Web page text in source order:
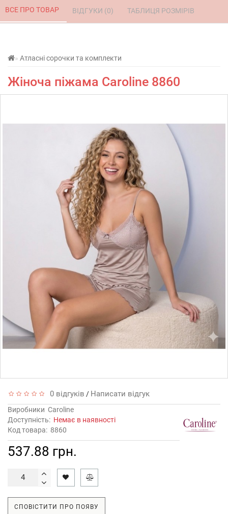
Атласні сорочки та комплекти
Жіноча піжама Caroline 8860
ВСЕ ПРО ТОВАР ВІДГУКИ (0) ТАБЛИЦЯ РОЗМІРІВ
0 відгуків / Написати відгук
Виробники Caroline
Доступність: Немає в наявності
Код товара: 8860
537.88 грн.
СПОВІСТИТИ ПРО ПОЯВУ